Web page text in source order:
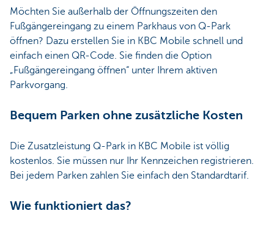
Möchten Sie außerhalb der Öffnungszeiten den
Fußgängereingang zu einem Parkhaus von Q-Park
öffnen? Dazu erstellen Sie in KBC Mobile schnell und
einfach einen QR-Code. Sie finden die Option
„Fußgängereingang öffnen“ unter Ihrem aktiven
Parkvorgang.
Bequem Parken ohne zusätzliche Kosten
Die Zusatzleistung Q-Park in KBC Mobile ist völlig
kostenlos. Sie müssen nur Ihr Kennzeichen registrieren.
Bei jedem Parken zahlen Sie einfach den Standardtarif.
Wie funktioniert das?